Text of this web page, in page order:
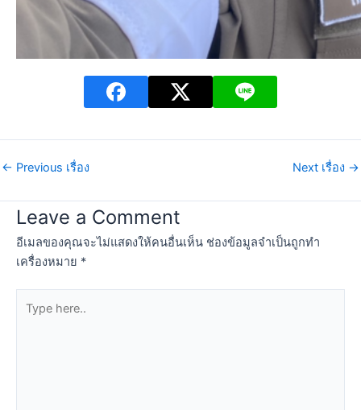
← Previous เรื่อง Next เรื่อง →
Leave a Comment
อีเมลของคุณจะไม่แสดงให้คนอื่นเห็น ช่องข้อมูลจำเป็นถูกทำ
เครื่องหมาย *
here..